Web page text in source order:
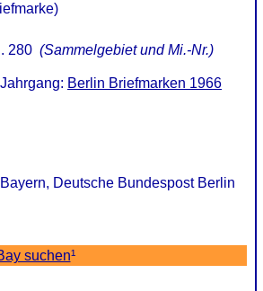
280 (Sammelgebiet und Mi.-Nr.)
Berlin Briefmarken 1966
Deutsche Bundespost Berlin
suchen¹